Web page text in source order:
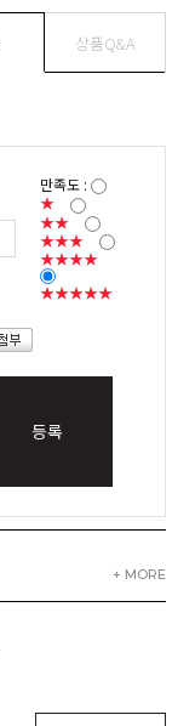
상품Q&A
만족도 :
★
★★
★★★
★★★★
★★★★★
등록
+ MORE